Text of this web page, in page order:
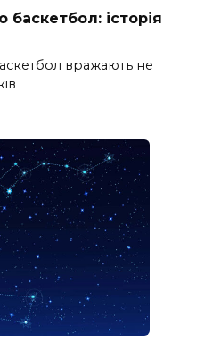
баскетбол: історія
вражають не